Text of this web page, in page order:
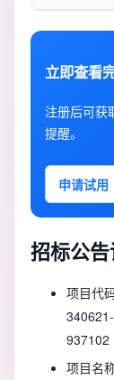
立即查看
注册后可获
提醒。
申请试用
招标公
项目代码
937102
项目名称